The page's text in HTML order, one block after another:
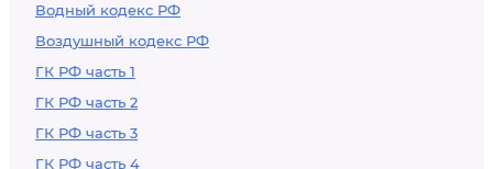
Водный кодекс РФ
Воздушный кодекс РФ
ГК РФ часть 1
ГК РФ часть 2
ГК РФ часть 3
ГК РФ часть 4